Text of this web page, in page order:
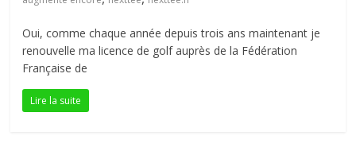
balle
blanche
Oui, comme chaque année depuis trois ans maintenant je
renouvelle ma licence de golf auprès de la Fédération
Française de
Lire la suite